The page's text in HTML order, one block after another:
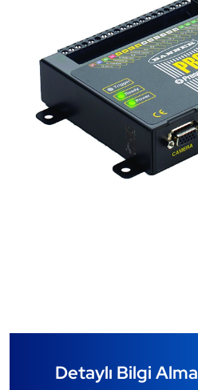
Detaylı Bilgi